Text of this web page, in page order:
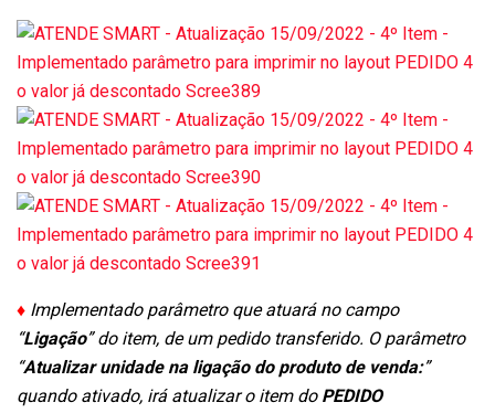
♦ Implementado parâmetro que atuará no campo
“Ligação” do item, de um pedido transferido. O parâmetro
“Atualizar unidade na ligação do produto de venda:”
quando ativado, irá atualizar o item do PEDIDO